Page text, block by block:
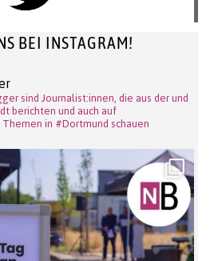
BEI INSTAGRAM!
sind Journalist:innen, die aus der und
berichten und auch auf
in #Dortmund schauen